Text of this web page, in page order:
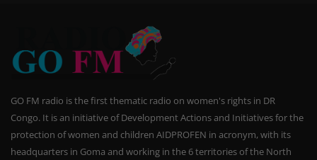
GO FM radio is the first thematic radio on women's rights in DR
Congo. It is an initiative of Development Actions and Initiatives for the
protection of women and children AIDPROFEN in acronym, with its
headquarters in Goma and working in the 6 territories of the North